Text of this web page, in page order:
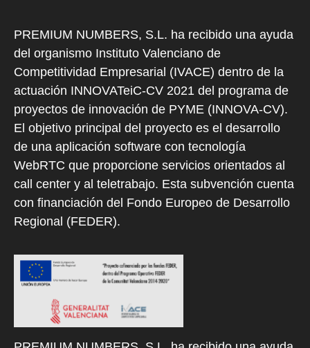
PREMIUM NUMBERS, S.L. ha recibido una ayuda
del organismo Instituto Valenciano de
Competitividad Empresarial (IVACE) dentro de la
actuación INNOVATeiC-CV 2021 del programa de
proyectos de innovación de PYME (INNOVA-CV).
El objetivo principal del proyecto es el desarrollo
de una aplicación software con tecnología
WebRTC que proporcione servicios orientados al
call center y al teletrabajo. Esta subvención cuenta
con financiación del Fondo Europeo de Desarrollo
Regional (FEDER).